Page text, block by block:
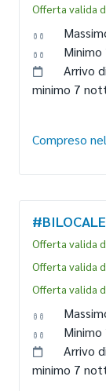
Offerta valida
Arrivo
minimo 7
Compreso
Alloggio
monolocale in
piano; aria
giorno + 1
con box
Att.ne: Nel
richiesto da
appartamento.
Offerta valida
Offerta valida
Offerta valida
Arrivo
minimo 7